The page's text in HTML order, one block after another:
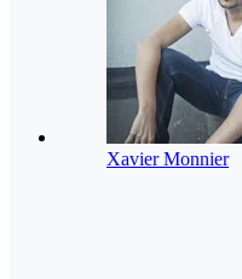
Xavier Monnier